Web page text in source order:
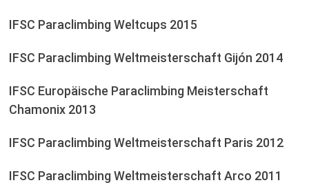
IFSC Paraclimbing Weltcups 2015
IFSC Paraclimbing Weltmeisterschaft Gijón 2014
IFSC Europäische Paraclimbing Meisterschaft
Chamonix 2013
IFSC Paraclimbing Weltmeisterschaft Paris 2012
IFSC Paraclimbing Weltmeisterschaft Arco 2011